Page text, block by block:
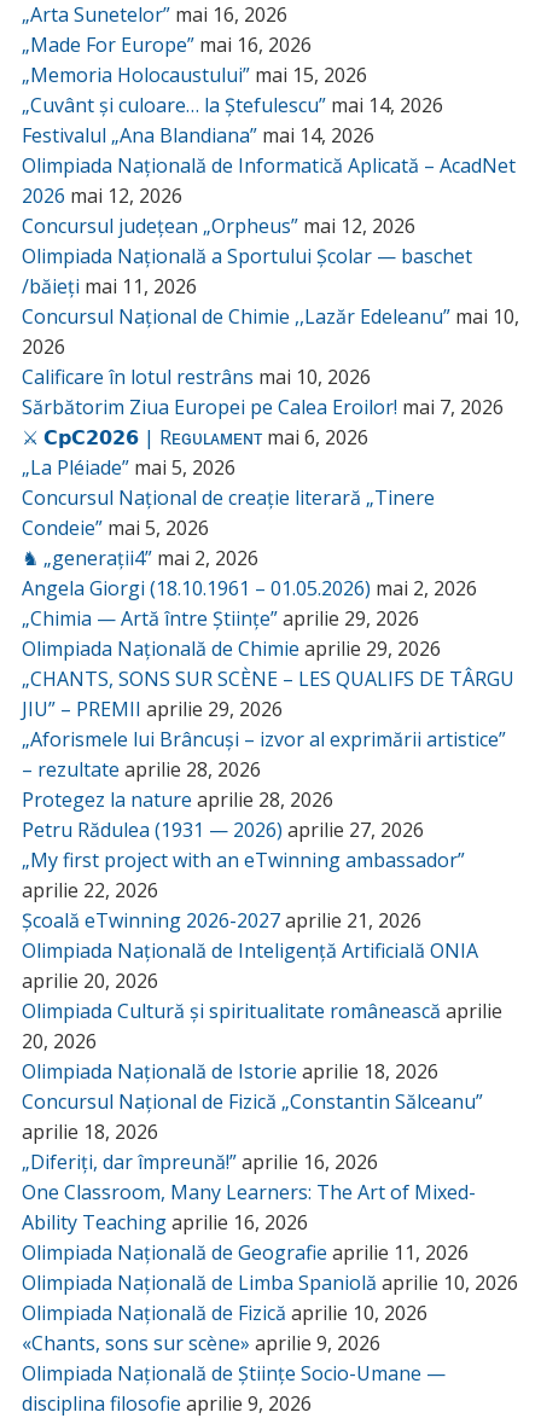
„Arta Sunetelor” mai 16, 2026
„Made For Europe” mai 16, 2026
„Memoria Holocaustului” mai 15, 2026
„Cuvânt și culoare… la Ștefulescu” mai 14, 2026
Festivalul „Ana Blandiana” mai 14, 2026
Olimpiada Națională de Informatică Aplicată – AcadNet
2026 mai 12, 2026
Concursul județean „Orpheus” mai 12, 2026
Olimpiada Națională a Sportului Școlar — baschet
/băieți mai 11, 2026
Concursul Național de Chimie ,,Lazăr Edeleanu” mai 10,
2026
Calificare în lotul restrâns mai 10, 2026
Sărbătorim Ziua Europei pe Calea Eroilor! mai 7, 2026
⚔️ 𝗖𝗽𝗖𝟮𝟬𝟮𝟲 | Rᴇɢᴜʟᴀᴍᴇɴᴛ mai 6, 2026
„La Pléiade” mai 5, 2026
Concursul Național de creație literară „Tinere
Condeie” mai 5, 2026
♞ „generații4” mai 2, 2026
Angela Giorgi (18.10.1961 – 01.05.2026) mai 2, 2026
„Chimia — Artă între Științe”aprilie 29, 2026
Olimpiada Națională de Chimie aprilie 29, 2026
„CHANTS, SONS SUR SCÈNE – LES QUALIFS DE TÂRGU
JIU” – PREMII aprilie 29, 2026
„Aforismele lui Brâncuși – izvor al exprimării artistice”
– rezultate aprilie 28, 2026
Protegez la nature aprilie 28, 2026
Petru Rădulea (1931 — 2026) aprilie 27, 2026
„My first project with an eTwinning ambassador”
aprilie 22, 2026
Școală eTwinning 2026-2027aprilie 21, 2026
Olimpiada Națională de Inteligență Artificială ONIA
aprilie 20, 2026
Olimpiada Cultură și spiritualitate românească aprilie
20, 2026
Olimpiada Națională de Istorie aprilie 18, 2026
Concursul Național de Fizică „Constantin Sălceanu”
aprilie 18, 2026
„Diferiți, dar împreună!”aprilie 16, 2026
One Classroom, Many Learners: The Art of Mixed-
Ability Teachingaprilie 16, 2026
Olimpiada Națională de Geografie aprilie 11, 2026
Olimpiada Națională de Limba Spaniolă aprilie 10, 2026
Olimpiada Națională de Fizică aprilie 10, 2026
«Chants, sons sur scène» aprilie 9, 2026
Olimpiada Națională de Științe Socio-Umane —
disciplina filosofie aprilie 9, 2026